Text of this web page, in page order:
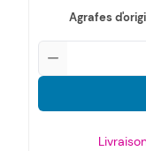
Agrafes